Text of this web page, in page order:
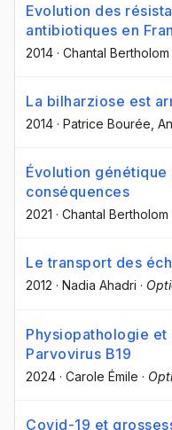
Evolution des
antibiotiques en
2014 · Chantal Bertholom
La bilharziose est
2014 · Patrice Bourée ,
Évolution
conséquences
2021 · Chantal Bertholom
Le transport des
2012 · Nadia Ahadri ·
Physiopathologie
Parvovirus B19
2024 · Carole Émile ·
Covid-19 et